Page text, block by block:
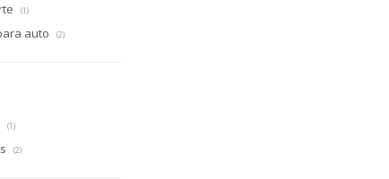
(1)
auto (2)
(1)
(2)